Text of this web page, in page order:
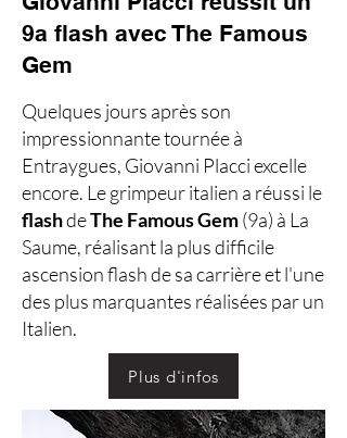
9a flash avec The Famous
Gem
Quelques jours après son
impressionnante tournée à
Entraygues, Giovanni Placci excelle
encore. Le grimpeur italien a réussi le
flashdeThe Famous Gem(9a) à La
Saume, réalisant la plus difficile
ascension flash de sa carrière et l'une
des plus marquantes réalisées par un
Italien.
Plus d'infos